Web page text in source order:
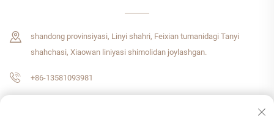
shandong provinsiyasi, Linyi shahri, Feixian tumanidagi Tanyi
shahchasi, Xiaowan liniyasi shimolidan joylashgan.
+86-13581093981